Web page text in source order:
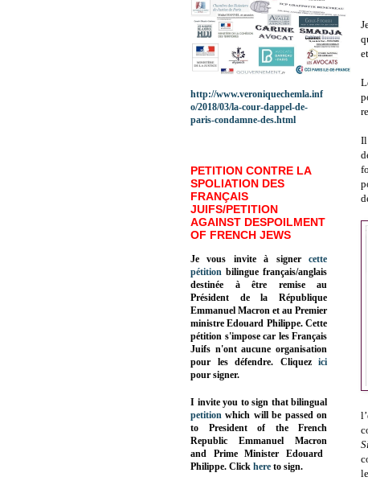
Il
http://www.veroniquechemla.inf
o/2018/03/la-cour-dappel-de-
paris-condamne-des.html
PETITION CONTRE LA
SPOLIATION DES
FRANÇAIS
JUIFS/PETITION
AGAINST DESPOILMENT
OF FRENCH JEWS
Je vous invite à signer cette
pétition bilingue français/anglais
destinée à être remise au
Président de la République
Emmanuel Macron et au Premier
ministre Edouard Philippe. Cette
pétition s'impose car les Français
Juifs n'ont aucune organisation
pour les défendre. Cliquez
ici
pour signer.
I invite you to sign that bilingual
petition which will be passed on
to President of the French
Republic Emmanuel Macron
and Prime Minister Edouard
Philippe. Click here to sign.